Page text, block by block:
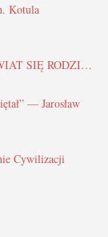
Kotula
SIĘ RODZI…
— Jarosław
Cywilizacji